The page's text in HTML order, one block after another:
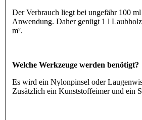
Der Verbrauch liegt bei ungefähr 100 ml
Anwendung. Daher genügt 1 l
m².
Welche Werkzeuge werden benötigt?
Es wird ein Nylonpinsel oder
Zusätzlich ein Kunststoffeimer und ein